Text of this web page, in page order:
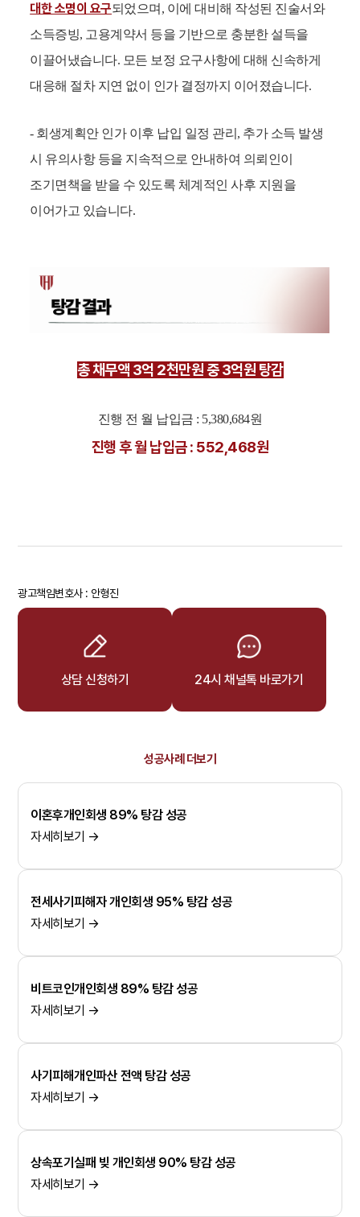
대한 소명이 요구되었으며, 이에 대비해 작성된 진술서와
소득증빙, 고용계약서 등을 기반으로 충분한 설득을
이끌어냈습니다. 모든 보정 요구사항에 대해 신속하게
대응해 절차 지연 없이 인가 결정까지 이어졌습니다.
- 회생계획안 인가 이후 납입 일정 관리, 추가 소득 발생
시 유의사항 등을 지속적으로 안내하여 의뢰인이
조기면책을 받을 수 있도록 체계적인 사후 지원을
이어가고 있습니다.
총 채무액 3억 2천만원 중 3억원 탕감
진행 전 월 납입금 : 5,380,684원
진행 후 월 납입금 : 552,468원
광고책임변호사 : 안형진
상담 신청하기 24시 채널톡 바로가기
성공사례 더보기
이혼후개인회생 89% 탕감 성공
자세히보기 →
전세사기피해자 개인회생 95% 탕감 성공
자세히보기 →
비트코인개인회생 89% 탕감 성공
자세히보기 →
사기피해개인파산 전액 탕감 성공
자세히보기 →
상속포기실패 빚 개인회생 90% 탕감 성공
자세히보기 →